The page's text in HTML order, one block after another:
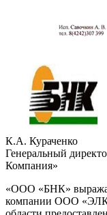
К.А. Кураченко
Генеральный
Компания»
«ООО «БНК»
компании ООО